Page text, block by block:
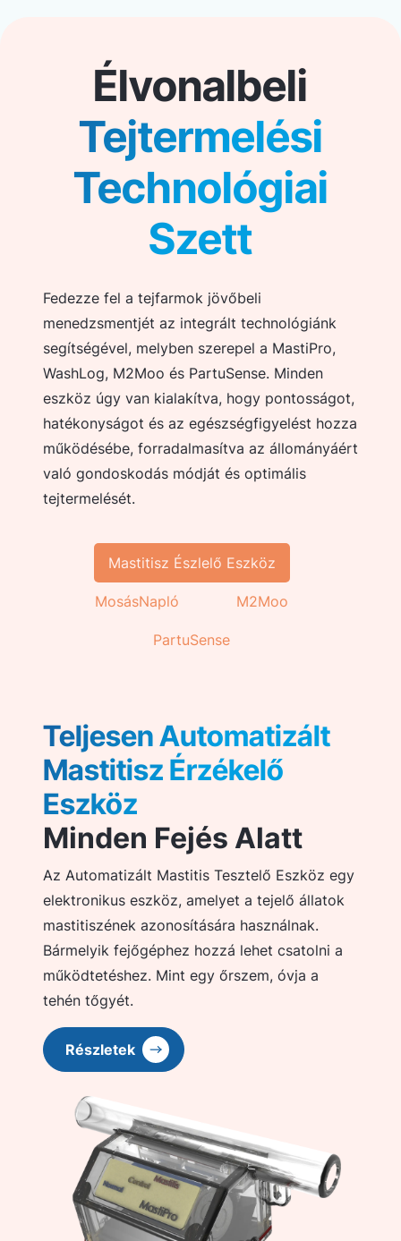
Élvonalbeli
Tejtermelési
Technológiai
Szett
Fedezze fel a tejfarmok jövőbeli
menedzsmentjét az integrált technológiánk
segítségével, melyben szerepel a MastiPro,
WashLog, M2Moo és PartuSense. Minden
eszköz úgy van kialakítva, hogy pontosságot,
hatékonyságot és az egészségfigyelést hozza
működésébe, forradalmasítva az állományáért
való gondoskodás módját és optimális
tejtermelését.
Mastitisz Észlelő Eszköz
MosásNapló M2Moo
PartuSense
Teljesen Automatizált
Mastitisz Érzékelő
Eszköz
Minden Fejés Alatt
Az Automatizált Mastitis Tesztelő Eszköz egy
elektronikus eszköz, amelyet a tejelő állatok
mastitiszének azonosítására használnak.
Bármelyik fejőgéphez hozzá lehet csatolni a
működtetéshez. Mint egy őrszem, óvja a
tehén tőgyét.
Részletek